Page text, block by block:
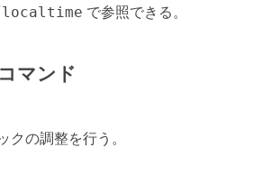
で参照できる。
マンド
クの調整を行う。